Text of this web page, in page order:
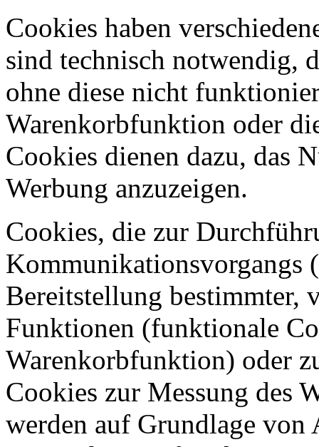
Cookies haben
sind technisch notwendig,
ohne diese nicht
Warenkorbfunktion oder
Cookies dienen dazu, das
Werbung anzuzeigen.
Cookies, die zur
Kommunikationsvorgangs
Bereitstellung bestimmter,
Funktionen (funktionale
Warenkorbfunktion) oder
Cookies zur Messung des
werden auf Grundlage